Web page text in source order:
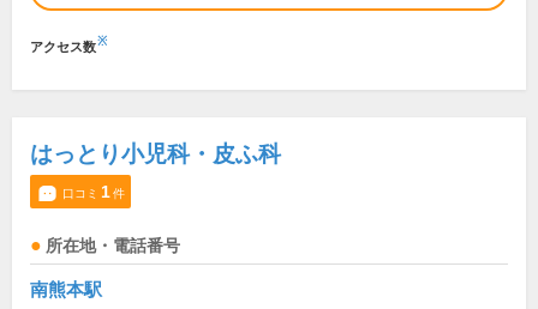
アクセス数※
はっとり小児科・皮ふ科
口コミ 1件
所在地・電話番号
南熊本駅